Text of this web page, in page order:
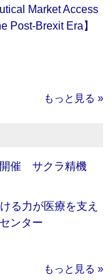
Market Access
Post-Brexit Era】
もっと見る »
開催 サクラ精機
る力が医療を支え
ンター
もっと見る »